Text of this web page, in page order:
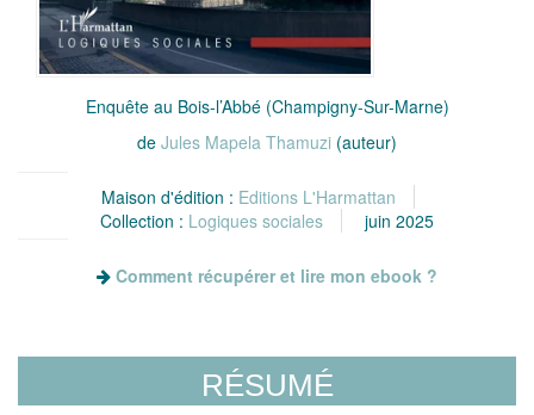
Enquête au Bois-l’Abbé (Champigny-Sur-Marne)
de Jules Mapela Thamuzi (auteur)
Maison d'édition : Editions L'Harmattan
Collection : Logiques sociales juin 2025
Comment récupérer et lire mon ebook ?
RÉSUMÉ